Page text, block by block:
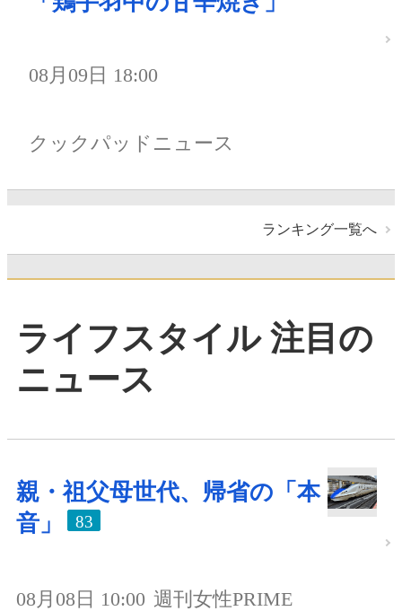
08月09日 18:00
クックパッドニュース
ランキング一覧へ
ライフスタイル 注目の
ニュース
親・祖父母世代、帰省の「本
音」
83
08月08日 10:00 週刊女性PRIME